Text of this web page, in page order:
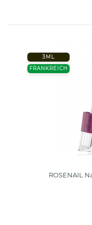
3ML
FRANKREICH
ROSENAIL